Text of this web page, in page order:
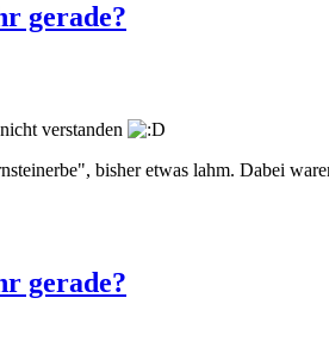
gerade?
verstanden
bisher etwas lahm. Dabei
gerade?